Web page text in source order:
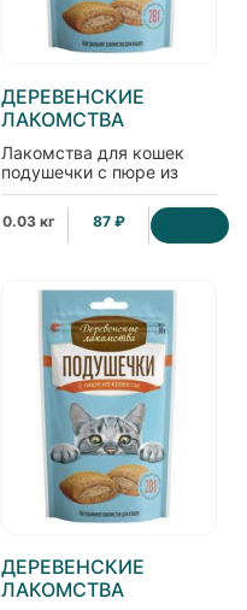
ДЕРЕВЕНСКИЕ
ЛАКОМСТВА
Лакомства для кошек
подушечки с пюре из
говядины
0.03 кг 87 ₽
ДЕРЕВЕНСКИЕ
ЛАКОМСТВА